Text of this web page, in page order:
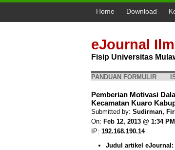
Home Download
eJournal
Fisip Universitas
PANDUAN FORMULIR
Pemberian Motivasi
Kecamatan Kuaro
Submitted by: Sudirman,
On: Feb 12, 2013 @ 1:34 PM
IP: 192.168.190.14
Judul artikel eJournal: